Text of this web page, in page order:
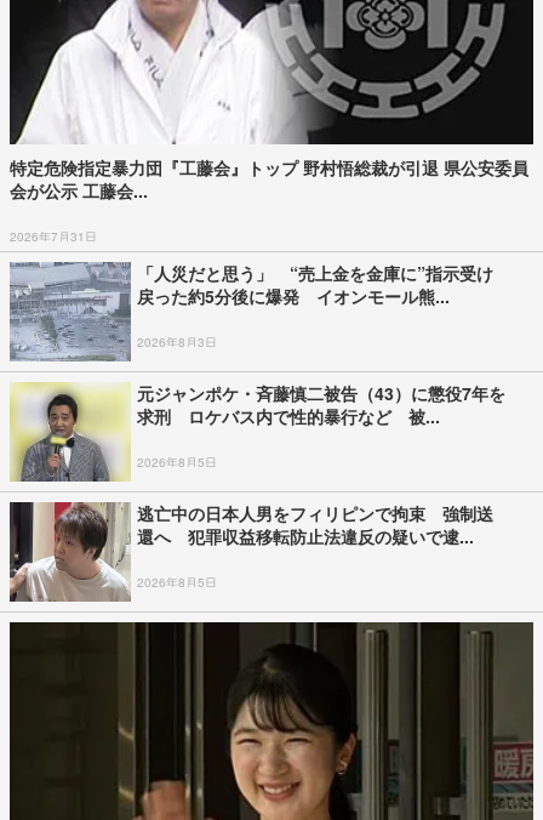
特定危険指定暴力団『工藤会』トップ 野村悟総裁が引退 県公安委員
会が公示 工藤会...
2026年7月31日
「人災だと思う」 “売上金を金庫に”指示受け
戻った約5分後に爆発 イオンモール熊...
2026年8月3日
元ジャンポケ・斉藤慎二被告（43）に懲役7年を
求刑 ロケバス内で性的暴行など 被...
2026年8月5日
逃亡中の日本人男をフィリピンで拘束 強制送
還へ 犯罪収益移転防止法違反の疑いで逮...
2026年8月5日